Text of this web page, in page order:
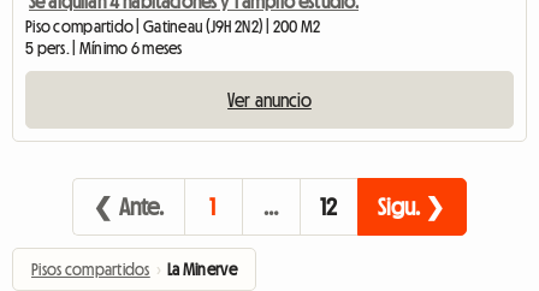
Piso compartido | Gatineau (J9H 2N2) | 200 M2
5 pers. | Mínimo 6 meses
Ver anuncio
❮ Ante. 1 … 12 Sigu. ❯
Pisos compartidos › La Minerve